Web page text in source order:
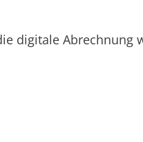
digitale Abrechnung